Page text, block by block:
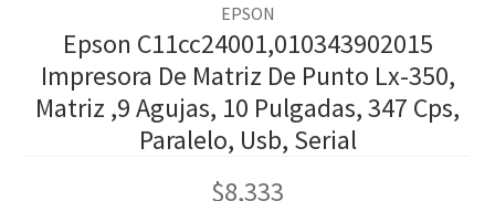
EPSON
Epson C11cc24001,010343902015
Impresora De Matriz De Punto Lx-350,
Matriz ,9 Agujas, 10 Pulgadas, 347 Cps,
Paralelo, Usb, Serial
$8,333